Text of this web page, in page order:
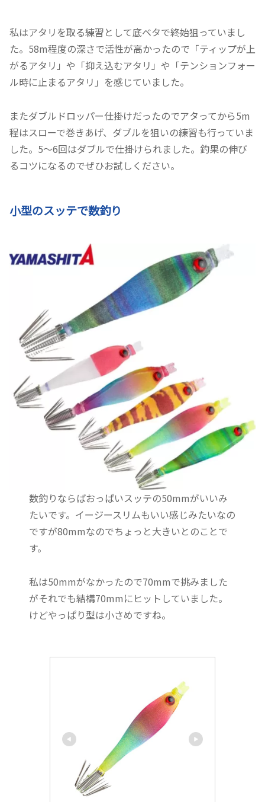
私はアタリを取る練習として底ベタで終始狙っていまし
た。58m程度の深さで活性が高かったので「ティップが上
がるアタリ」や「抑え込むアタリ」や「テンションフォー
ル時に止まるアタリ」を感じていました。
またダブルドロッパー仕掛けだったのでアタってから5m
程はスローで巻きあげ、ダブルを狙いの練習も行っていま
した。5～6回はダブルで仕掛けられました。釣果の伸び
るコツになるのでぜひお試しください。
小型のスッテで数釣り
数釣りならばおっぱいスッテの50mmがいいみ
たいです。イージースリムもいい感じみたいなの
ですが80mmなのでちょっと大きいとのことで
す。
私は50mmがなかったので70mmで挑みました
がそれでも結構70mmにヒットしていました。
けどやっぱり型は小さめですね。